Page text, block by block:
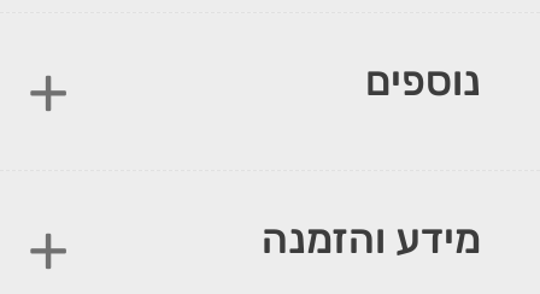
נוספים
מידע והזמנה